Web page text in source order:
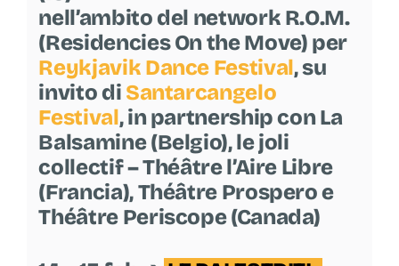
nell’ambito del network R.O.M.
(Residencies On the Move) per
Reykjavik Dance Festival, su
invito di Santarcangelo
Festival, in partnership con La
Balsamine (Belgio), le joli
collectif – Théâtre l’Aire Libre
(Francia), Théâtre Prospero e
Théâtre Periscope (Canada)